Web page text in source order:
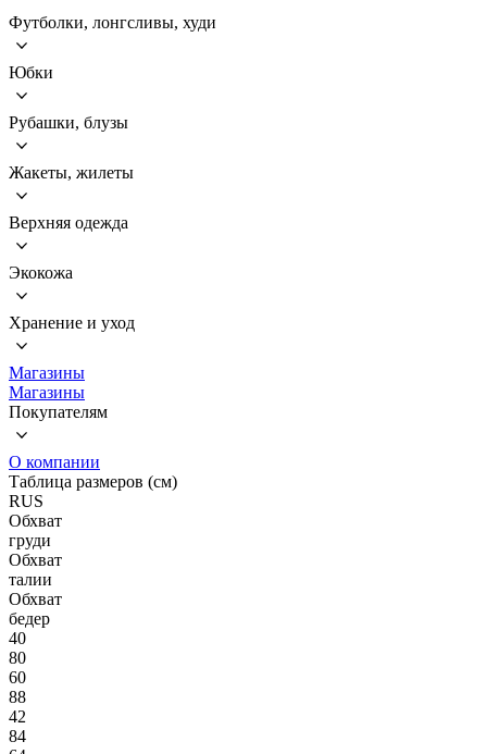
Футболки, лонгсливы, худи
Юбки
Рубашки, блузы
Жакеты, жилеты
Верхняя одежда
Экокожа
Хранение и уход
Магазины
Магазины
Покупателям
О компании
Таблица размеров (см)
RUS
Обхват
груди
Обхват
талии
Обхват
бедер
40
80
60
88
42
84